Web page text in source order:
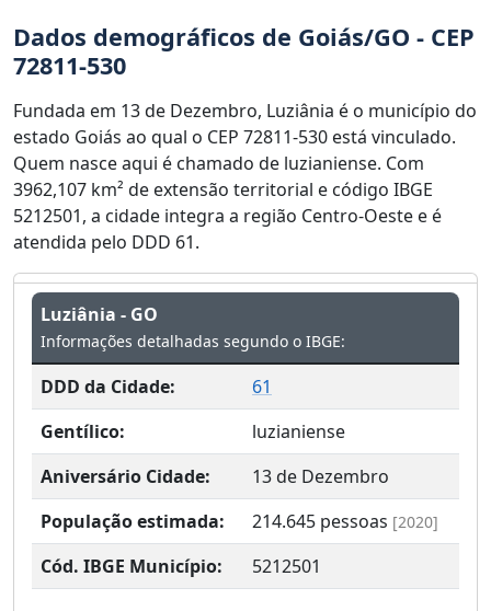
Dados demográficos de Goiás/GO - CEP
72811-530
Fundada em 13 de Dezembro, Luziânia é o município do
estado Goiás ao qual o CEP 72811-530 está vinculado.
Quem nasce aqui é chamado de luzianiense. Com
3962,107 km² de extensão territorial e código IBGE
5212501, a cidade integra a região Centro-Oeste e é
atendida pelo DDD 61.
Luziânia - GO
Informações detalhadas segundo o IBGE:
DDD da Cidade:
61
Gentílico:
luzianiense
Aniversário Cidade:
13 de Dezembro
População estimada:
214.645 pessoas [2020]
Cód. IBGE Município: 5212501